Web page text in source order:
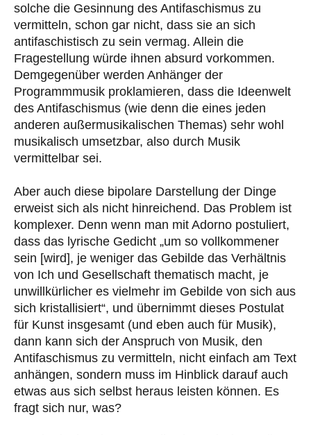
solche die Gesinnung des Antifaschismus zu
vermitteln, schon gar nicht, dass sie an sich
antifaschistisch zu sein vermag. Allein die
Fragestellung würde ihnen absurd vorkommen.
Demgegenüber werden Anhänger der
Programmmusik proklamieren, dass die Ideenwelt
des Antifaschismus (wie denn die eines jeden
anderen außermusikalischen Themas) sehr wohl
musikalisch umsetzbar, also durch Musik
vermittelbar sei.
Aber auch diese bipolare Darstellung der Dinge
erweist sich als nicht hinreichend. Das Problem ist
komplexer. Denn wenn man mit Adorno postuliert,
dass das lyrische Gedicht „um so vollkommener
sein [wird], je weniger das Gebilde das Verhältnis
von Ich und Gesellschaft thematisch macht, je
unwillkürlicher es vielmehr im Gebilde von sich aus
sich kristallisiert“, und übernimmt dieses Postulat
für Kunst insgesamt (und eben auch für Musik),
dann kann sich der Anspruch von Musik, den
Antifaschismus zu vermitteln, nicht einfach am Text
anhängen, sondern muss im Hinblick darauf auch
etwas aus sich selbst heraus leisten können. Es
fragt sich nur, was?